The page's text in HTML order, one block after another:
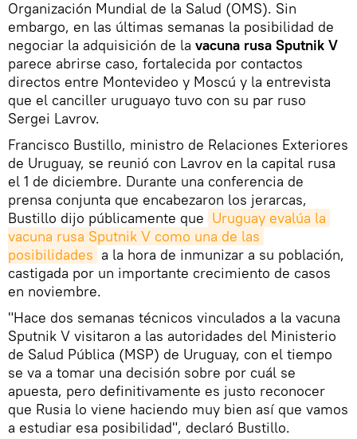
Organización Mundial de la Salud (OMS). Sin
embargo, en las últimas semanas la posibilidad de
negociar la adquisición de la vacuna rusa Sputnik V
parece abrirse caso, fortalecida por contactos
directos entre Montevideo y Moscú y la entrevista
que el canciller uruguayo tuvo con su par ruso
Sergei Lavrov.
Francisco Bustillo, ministro de Relaciones Exteriores
de Uruguay, se reunió con Lavrov en la capital rusa
el 1 de diciembre. Durante una conferencia de
prensa conjunta que encabezaron los jerarcas,
Bustillo dijo públicamente que Uruguay evalúa la
vacuna rusa Sputnik V como una de las
posibilidades a la hora de inmunizar a su población,
castigada por un importante crecimiento de casos
en noviembre.
"Hace dos semanas técnicos vinculados a la vacuna
Sputnik V visitaron a las autoridades del Ministerio
de Salud Pública (MSP) de Uruguay, con el tiempo
se va a tomar una decisión sobre por cuál se
apuesta, pero definitivamente es justo reconocer
que Rusia lo viene haciendo muy bien así que vamos
a estudiar esa posibilidad", declaró Bustillo.